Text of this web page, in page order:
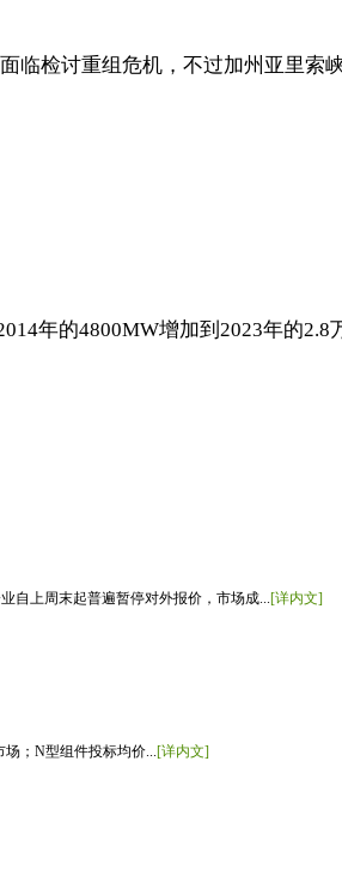
临检讨重组危机，不过加州亚里索
年的4800MW增加到2023年的
自上周末起普遍暂停对外报价，市场成...[详内文]
；N型组件投标均价... [详内文]